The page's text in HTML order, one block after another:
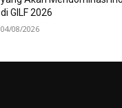
di GILF 2026
04/08/2026